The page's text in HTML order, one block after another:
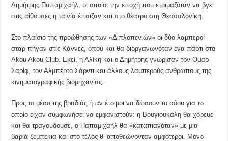
Δημήτρης Παπαμιχαήλ, οι οποίοι την εποχή που ετοιμαζόταν να βγει
στις αίθουσες η ταινία έπαιζαν και στο θέατρο στη Θεσσαλονίκη.
Στο πλαίσιο της προώθησης των «Διπλοπενιών» οι δύο λαμπεροί
σταρ πήγαν στις Κάννες, όπου και θα διοργανωνόταν ένα πάρτι στο
Akou Akou Club. Εκεί, η Αλίκη και ο Δημήτρης γνώρισαν τον Ομάρ
Σαρίφ, τον Αλμπέρτο Σάρντι και άλλους λαμπερούς ανθρώπους της
κινηματογραφικής βιομηχανίας.
Προς το μέσο της βραδιάς ήταν έτοιμοι να δώσουν το σόου για το
οποίο είχαν συμφωνήσει να εμφανιστούν: η Βουγιουκάλη θα χόρευε
και θα τραγουδούσε, ο Παπαμιχαήλ θα «καταπιανόταν» με μια
βαριά ζεμπεκιά και στο τέλος θ’ αποθεώνονταν αμφότεροι. Μόνο